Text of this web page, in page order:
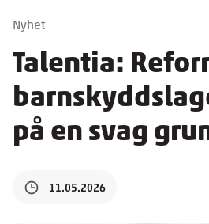
Nyhet
Talentia:
på en svag
11.05.2026